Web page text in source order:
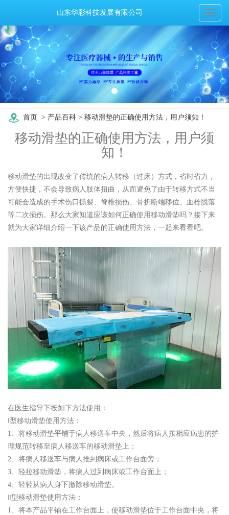
Toggle
山东华彩科技发展有限公司
首页 > 产品百科 > 移动滑垫的正确使用方法，用户须知！
移动滑垫的正确使用方法，用户须
知！
移动滑垫的出现改变了传统的病人转移（过床）方式，省时省力，
方便快捷，不会导致病人肢体扭曲，从而避免了由于转移方式不当
可能会造成的手术伤口撕裂、脊椎损伤、骨折断端移位、血栓脱落
等二次损伤。那么大家知道应该如何正确使用移动滑垫吗？接下来
就为大家详细介绍一下该产品的正确使用方法，一起来看看吧。
在医生指导下按如下方法使用：
Ⅰ型移动滑垫使用方法：
1、将移动滑垫平铺于病人移送车中央，然后将病人按相应病患的护
理规范转移至病人移送车的移动滑垫上；
2、将病人移送车与病人推到病床或工作台面旁；
3、轻拉移动滑垫，将病人过到病床或工作台面上；
4、轻轻从病人身下撤除移动滑垫。
Ⅱ型移动滑垫使用方法：
1、将本产品平铺在工作台面上，使移动滑垫位于工作台面中央，将